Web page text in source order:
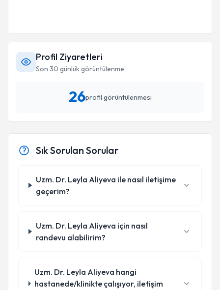
Profil Ziyaretleri
Son 30 günlük görüntülenme
26profil görüntülenmesi
Sık Sorulan Sorular
Uzm. Dr. Leyla Aliyeva ile nasıl iletişime
geçerim?
Uzm. Dr. Leyla Aliyeva için nasıl
randevu alabilirim?
Uzm. Dr. Leyla Aliyeva hangi
hastanede/klinikte çalışıyor, iletişim